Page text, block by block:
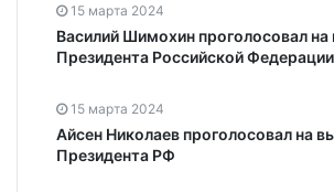
15 марта 2024
Василий Шимохин проголосовал
Президента Российской Федерации
15 марта 2024
Айсен Николаев проголосовал на
Президента РФ